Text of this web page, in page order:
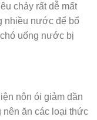
chảy rất dễ mất
nhiều nước để bổ
uống nước bị
nôn ói giảm dần
nên ăn các loại thức